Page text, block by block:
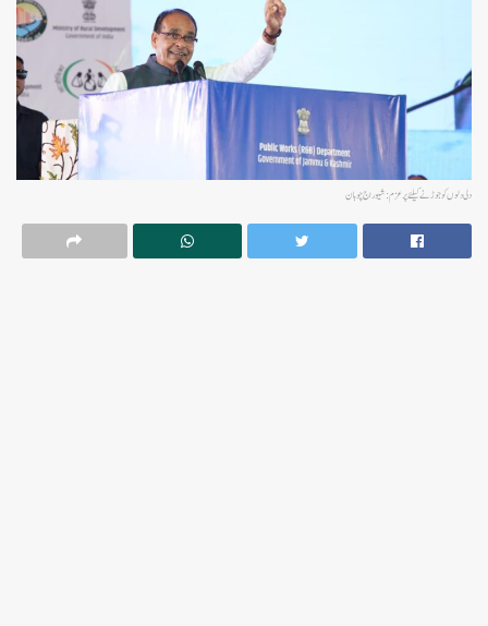
دلی دلوں کو جوڑنے کیلئے پرعزم: شیوراج چوہان